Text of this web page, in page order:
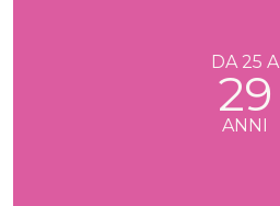
DA 25 A
29
ANNI